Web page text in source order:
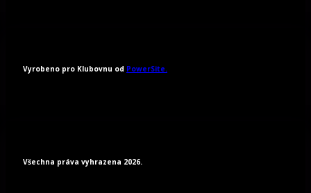
Vyrobeno pro Klubovnu od PowerSite.
Všechna práva vyhrazena 2026.